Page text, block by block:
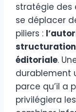
stratégie des
se déplacer
piliers :
structuration
éditoriale.
durablement
parce qu’il a
privilégiera